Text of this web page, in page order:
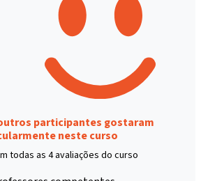
participantes gostaram
neste curso
todas as 4 avaliações do curso